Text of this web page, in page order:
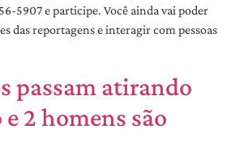
5907 e participe. Você ainda vai poder
das reportagens e interagir com pessoas
passam atirando
2 homens são